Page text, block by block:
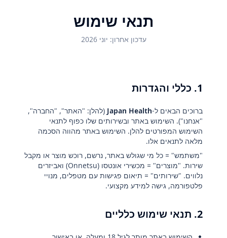
תנאי שימוש
עדכון אחרון: יוני 2026
1. כללי והגדרות
ברוכים הבאים ל-Japan Health (להלן: "האתר", "החברה",
"אנחנו"). השימוש באתר ובשירותים שלו כפוף לתנאי
השימוש המפורטים להלן. השימוש באתר מהווה הסכמה
מלאה לתנאים אלו.
"משתמש" = כל מי שגולש באתר, נרשם, רוכש מוצר או מקבל
שירות. "מוצרים" = מכשירי אונטסו (Onnetsu) ואביזרים
נלווים. "שירותים" = תיאום פגישות עם מטפלים, מנויי
פלטפורמה, גישה למידע מקצועי.
2. תנאי שימוש כלליים